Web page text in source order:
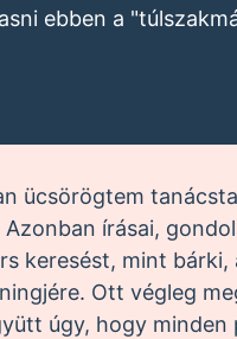
ebben a
ücsörögtem
írásai,
keresést, mint bárki,
Ott végleg
úgy, hogy minden